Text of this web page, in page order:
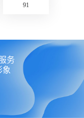
91
务
象